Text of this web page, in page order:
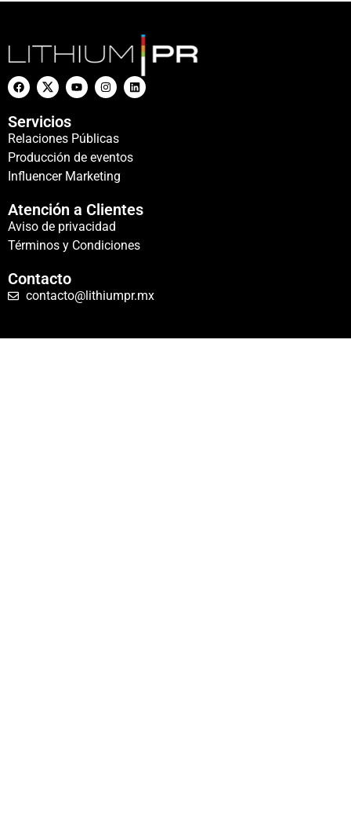
Servicios
Relaciones Públicas
Producción de eventos
Influencer Marketing
Atención a Clientes
Aviso de privacidad
Términos y Condiciones
Contacto
contacto@lithiumpr.mx